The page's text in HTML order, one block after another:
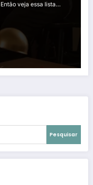
veja essa lista…
Pesquisar